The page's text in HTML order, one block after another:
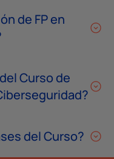
de FP en
Curso de
del Curso?